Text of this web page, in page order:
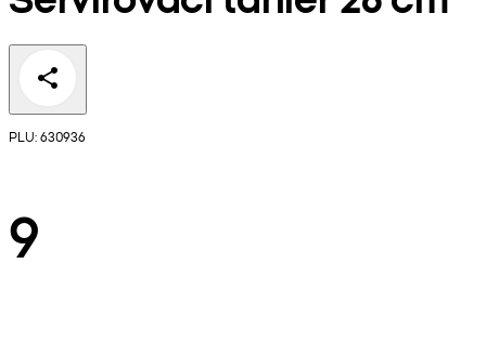
PLU: 630936
9